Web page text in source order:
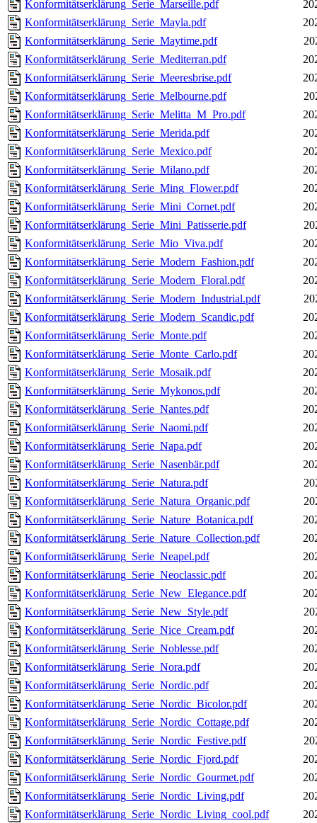
Konformitätserklärung_Serie_Marseille.pdf
Konformitätserklärung_Serie_Mayla.pdf
Konformitätserklärung_Serie_Maytime.pdf
Konformitätserklärung_Serie_Mediterran.pdf
Konformitätserklärung_Serie_Meeresbrise.pdf
Konformitätserklärung_Serie_Melbourne.pdf
Konformitätserklärung_Serie_Melitta_M_Pro.pdf
Konformitätserklärung_Serie_Merida.pdf
Konformitätserklärung_Serie_Mexico.pdf
Konformitätserklärung_Serie_Milano.pdf
Konformitätserklärung_Serie_Ming_Flower.pdf
Konformitätserklärung_Serie_Mini_Cornet.pdf
Konformitätserklärung_Serie_Mini_Patisserie.pdf
Konformitätserklärung_Serie_Mio_Viva.pdf
Konformitätserklärung_Serie_Modern_Fashion.pdf
Konformitätserklärung_Serie_Modern_Floral.pdf
Konformitätserklärung_Serie_Modern_Industrial.pdf
Konformitätserklärung_Serie_Modern_Scandic.pdf
Konformitätserklärung_Serie_Monte.pdf
Konformitätserklärung_Serie_Monte_Carlo.pdf
Konformitätserklärung_Serie_Mosaik.pdf
Konformitätserklärung_Serie_Mykonos.pdf
Konformitätserklärung_Serie_Nantes.pdf
Konformitätserklärung_Serie_Naomi.pdf
Konformitätserklärung_Serie_Napa.pdf
Konformitätserklärung_Serie_Nasenbär.pdf
Konformitätserklärung_Serie_Natura.pdf
Konformitätserklärung_Serie_Natura_Organic.pdf
Konformitätserklärung_Serie_Nature_Botanica.pdf
Konformitätserklärung_Serie_Nature_Collection.pdf
Konformitätserklärung_Serie_Neapel.pdf
Konformitätserklärung_Serie_Neoclassic.pdf
Konformitätserklärung_Serie_New_Elegance.pdf
Konformitätserklärung_Serie_New_Style.pdf
Konformitätserklärung_Serie_Nice_Cream.pdf
Konformitätserklärung_Serie_Noblesse.pdf
Konformitätserklärung_Serie_Nora.pdf
Konformitätserklärung_Serie_Nordic.pdf
Konformitätserklärung_Serie_Nordic_Bicolor.pdf
Konformitätserklärung_Serie_Nordic_Cottage.pdf
Konformitätserklärung_Serie_Nordic_Festive.pdf
Konformitätserklärung_Serie_Nordic_Fjord.pdf
Konformitätserklärung_Serie_Nordic_Gourmet.pdf
Konformitätserklärung_Serie_Nordic_Living.pdf
Konformitätserklärung_Serie_Nordic_Living_cool.pdf